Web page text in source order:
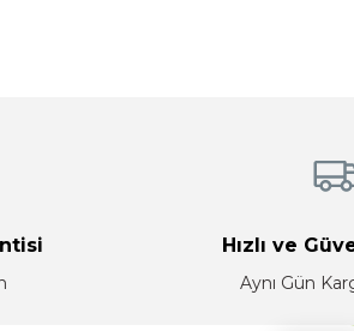
Hızlı ve
Aynı Gün